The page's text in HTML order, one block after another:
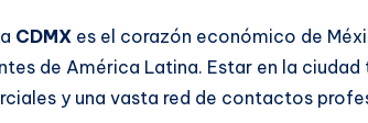
CDMX es el corazón económico de
de América Latina. Estar en la
y una vasta red de contactos